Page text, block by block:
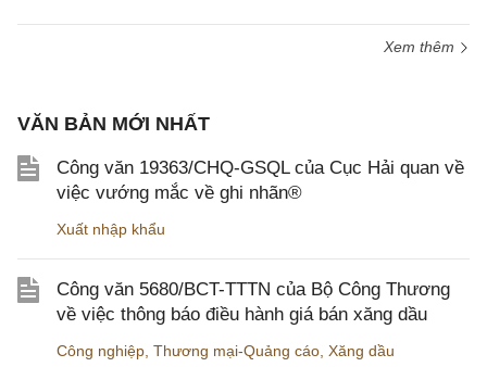
Xem thêm
VĂN BẢN MỚI NHẤT
Công văn 19363/CHQ-GSQL của Cục Hải quan về
việc vướng mắc về ghi nhãn®
Xuất nhập khẩu
Công văn 5680/BCT-TTTN của Bộ Công Thương
về việc thông báo điều hành giá bán xăng dầu
Công nghiệp Thương mại-Quảng cáo Xăng dầu